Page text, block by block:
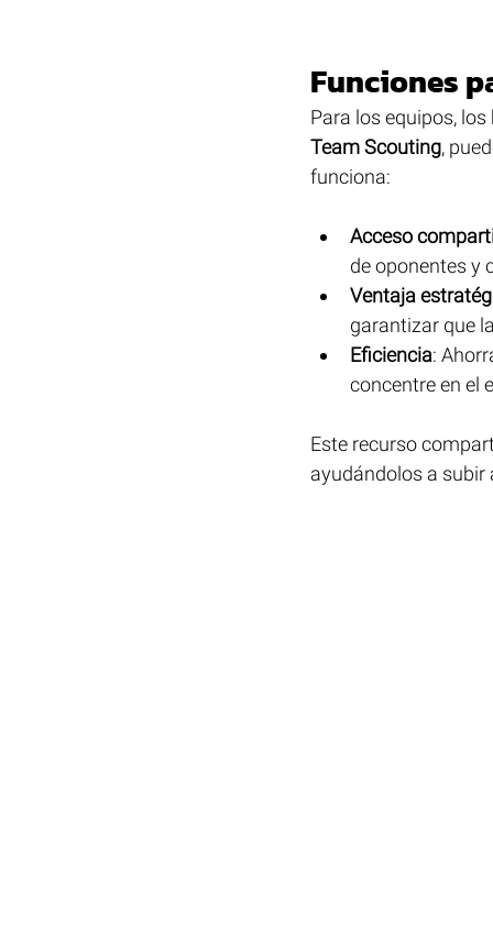
Funciones
Para los equipos,
Team Scouting,
funciona:
Acceso
de oponentes y
Ventaja
garantizar que
Eficiencia:
concentre en el
Este recurso
ayudándolos a